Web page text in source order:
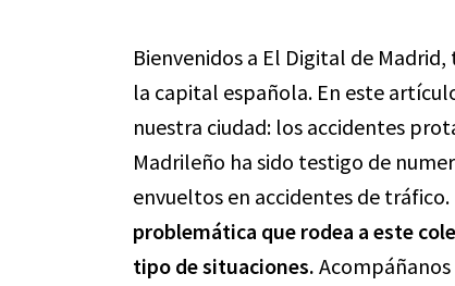
Bienvenidos a El Digital de
la capital española. En este
nuestra ciudad: los accidentes
Madrileño ha sido testigo de
envueltos en accidentes de tráfico.
problemática que rodea a este
tipo de situaciones. Acompáñanos